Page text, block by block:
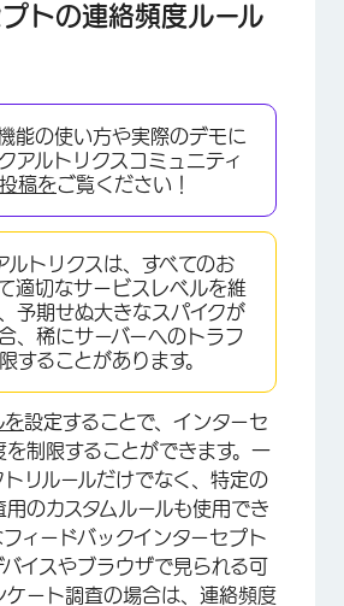
トの連絡頻度ルール
能の使い方や実際のデモに
アルトリクスコミュニティ
稿をご覧ください！
ルトリクスは、すべてのお
適切なサービスレベルを維
予期せぬ大きなスパイクが
、稀にサーバーへのトラフ
することがあります。
を設定することで、インターセ
を制限することができます。一
リルールだけでなく、特定の
のカスタムルールも使用でき
ィードバックインターセプト
イスやブラウザで見られる可
ケート調査の場合は、連絡頻度